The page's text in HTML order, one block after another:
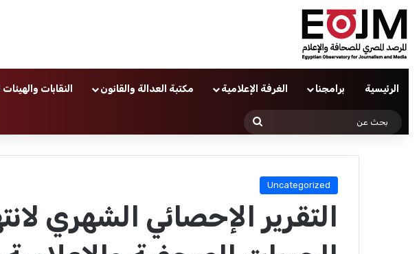
الرئيسية برامجنا الغرفة الإعلامية مكتبة العدالة والقانون النقابات
Uncategorized
التقرير الإحصائي الشهري